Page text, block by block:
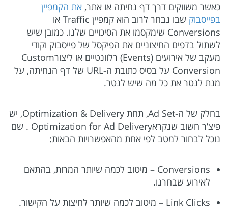
כאשר משווקים דרך דף נחיתה או אתר, את הקמפיין
בפייסבוק
שבו נבחר לרוב הוא קמפיין Traffic או
Conversions שימקסמו את הסיכויים שלנו. כמובן שיש
לשתול בדפים החיצוניים את הפיקסל של פייסבוק וקודי
מעקב של אירועים (Events) רלוונטיים או ליצורCustom
Conversion על בסיס כתובת ה-URL של דף הנחיתה, על
מנת לנטר את כל מה שיש לנטר.
בחלק של ה-Ad Set, תחת Optimization & Delivery, יש
פיצ’ר חשוב שנקראOptimization for Ad Delivery . שם
נוכל לבחור למטב לפי אחת מהאפשרויות הבאות:
Conversions – מיטוב לכמה שיותר המרות, בהתאם
לאירוע שבחרנו.
Link Clicks – מיטוב לכמה שיותר לחיצות על הקישור.